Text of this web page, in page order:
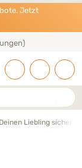
Jetzt
Liebling sicher